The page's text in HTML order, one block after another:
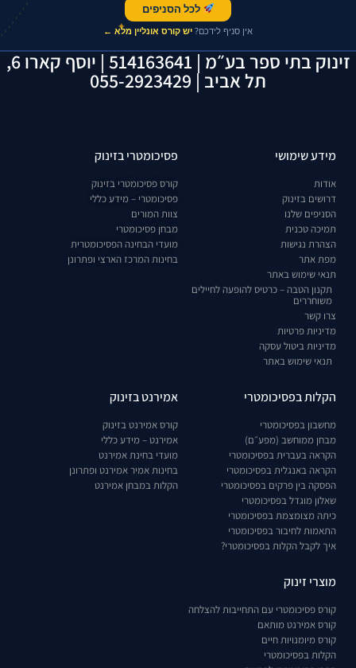
✦
לכל הסניפים
אין סניף לידכם? יש קורס אונליין מלא ←
זינוק בתי ספר בע״מ | 514163641 | יוסף קארו 6,
תל אביב | 055-2923429
מידע שימושי
אודות
דרושים בזינוק
הסניפים שלנו
תמיכה טכנית
הצהרת נגישות
מפת אתר
תנאי שימוש באתר
תקנון הטבה – כרטיס להופעה לחיילים
משוחררים
צרו קשר
מדיניות פרטיות
מדיניות ביטול עסקה
תנאי שימוש באתר
פסיכומטרי בזינוק
קורס פסיכומטרי בזינוק
פסיכומטרי – מידע כללי
צוות המורים
מבחן פסיכומטרי
מועדי הבחינה הפסיכומטרית
בחינות המרכז הארצי ופתרונן
הקלות בפסיכומטרי
מחשבון בפסיכומטרי
מבחן ממוחשב (מפע״ם)
הקראה בעברית בפסיכומטרי
הקראה באנגלית בפסיכומטרי
הפסקה בין פרקים בפסיכומטרי
שאלון מוגדל בפסיכומטרי
כיתה מצומצמת בפסיכומטרי
התאמות לחיבור בפסיכומטרי
איך לקבל הקלות בפסיכומטרי?
אמירנט בזינוק
קורס אמירנט בזינוק
אמירנט – מידע כללי
מועדי בחינת אמירנט
בחינות אמיר אמירנט ופתרונן
הקלות במבחן אמירנט
מוצרי זינוק
קורס פסיכומטרי עם התחייבות להצלחה
קורס אמירנט מותאם
קורס מיומנויות חיים
הקלות בפסיכומטרי